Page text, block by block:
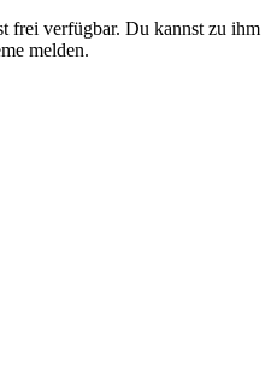
frei verfügbar. Du kannst zu ihm
melden.